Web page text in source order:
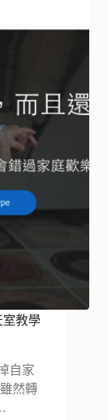
室教學
自家
然轉